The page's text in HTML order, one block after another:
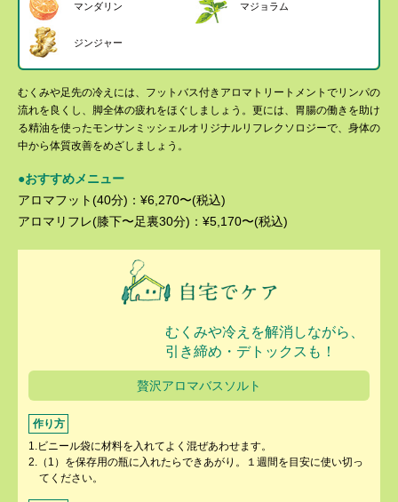
マンダリン マジョラム
ジンジャー
むくみや足先の冷えには、フットバス付きアロマトリートメントでリンパの
流れを良くし、脚全体の疲れをほぐしましょう。更には、胃腸の働きを助け
る精油を使ったモンサンミッシェルオリジナルリフレクソロジーで、身体の
中から体質改善をめざしましょう。
●おすすめメニュー
アロマフット(40分)：¥6,270〜(税込)
アロマリフレ(膝下〜足裏30分)：¥5,170〜(税込)
むくみや冷えを解消しながら、
引き締め・デトックスも！
贅沢アロマバスソルト
作り方
1.ビニール袋に材料を入れてよく混ぜあわせます。
2.（1）を保存用の瓶に入れたらできあがり。１週間を目安に使い切っ
てください。